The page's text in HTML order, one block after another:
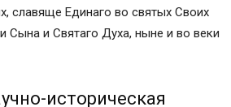
Захарии и праведной
Иоанна Предтечи
славяще Единаго во святых Своих
Сына и Святаго Духа, ныне и во веки
историческая